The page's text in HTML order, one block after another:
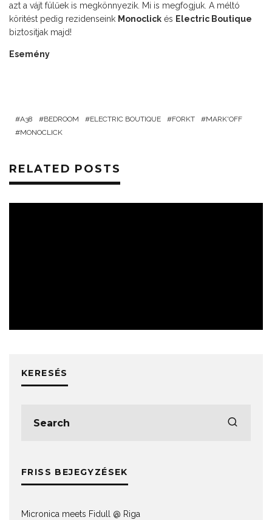
azt a vájt fülűek is megkönnyezik. Mi is megfogjuk. A méltó
köritést pedig rezidenseink Monoclick és Electric Boutique
biztositjak majd!
Esemény
A38 BEDROOM ELECTRIC BOUTIQUE FORKT
MARK'OFF
MONOCLICK
RELATED POSTS
KERESÉS
FRISS BEJEGYZÉSEK
Micronica meets Fidull @ Riga